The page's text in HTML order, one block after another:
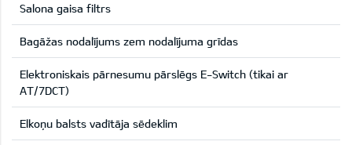
Salona gaisa filtrs
Bagāžas nodalījums zem nodalījuma grīdas
Elektroniskais pārnesumu pārslēgs E-Switch (tikai ar
AT/7DCT)
Elkoņu balsts vadītāja sēdeklim